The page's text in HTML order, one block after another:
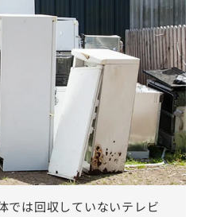
では回収していないテレビ